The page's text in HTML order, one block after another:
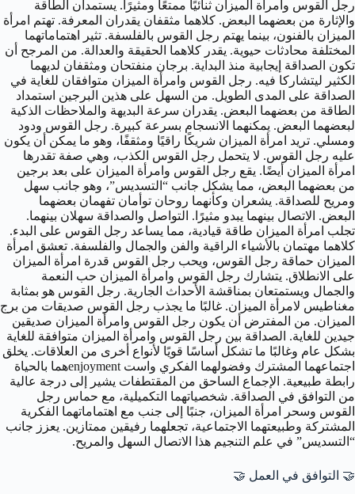
رجل القوس وامرأة الميزان ثنائيًا ممتعًا ومثيرًا. يستمدان الطاقة
والإثارة من بعضهما البعض. كلاهما مثقفان يقدران المعرفة. تهتم امرأة
الميزان بالفنون، بينما يهتم رجل القوس بالفلسفة. تثير اهتماماتهما
المختلفة محادثات حيوية. يقدر كلاهما الحقيقة والعدالة. من المرجح أن
تكون الصداقة إيجابية منذ البداية. برجان منفتحان ومثقفان لديهما
الكثير ليتشاركا فيه. رجل القوس وامرأة الميزان متوافقان للغاية في
الصداقة على المدى الطويل. من السهل على هذين البرجين استمداد
الطاقة من بعضهما البعض. يقدران سرعة البديهة والملاحظات الذكية
لبعضهما البعض. يمكنهما الانسجام بسرعة كبيرة. رجل القوس ودود
ومسلي. تريد امرأة الميزان شريكًا راقيًا ومثقفًا، وهو ما يمكن أن يكون
عليه رجل القوس. لا يتحمل رجل القوس الكذب، وهي صفة تقدرها
امرأة الميزان أيضًا. يقع رجل القوس وامرأة الميزان على بعد برجين
من بعضهما البعض، مما يشكل جانب “التسديس”، وهو جانب سهل
ومريح للصداقة. يشعران وكأنهما روحان توأمان تفهمان بعضهما
البعض. الاتصال بينهما يبدو مثيرًا. التواصل والصداقة سهلان بينهما.
تجلب امرأة الميزان طاقة قيادية، مما يساعد رجل القوس على البدء.
كلاهما مهتمان بالأشياء الراقية والفن والجمال والفلسفة. تعشق امرأة
الميزان حماقة رجل القوس، ويحب رجل القوس قدرة امرأة الميزان
على الانطلاق. يتشارك رجل القوس وامرأة الميزان حب النعمة
والجمال ويستمتعان بمناقشة الأحداث الجارية. رجل القوس هو بمثابة
مغناطيس لامرأة الميزان. غالبًا ما يجذب رجل القوس صديقات من برج
الميزان. من المفترض أن يكون رجل القوس وامرأة الميزان صديقين
جيدين للغاية. الصداقة بين رجل القوس وامرأة الميزان متوافقة للغاية
بشكل عام وغالبًا ما تشكل أساسًا قويًا لأنواع أخرى من العلاقات. يخلق
اجتماعهما المشترك وفضولهما الفكري واست enjoymentهما بالحياة
رابطة طبيعية. الإجماع الساحق من المقتطفات يشير إلى درجة عالية
من التوافق في الصداقة. شخصياتهما التكميلية، مع حماس رجل
القوس وسحر امرأة الميزان، جنبًا إلى جنب مع اهتماماتهما الفكرية
المشتركة وطبيعتهما الاجتماعية، تجعلهما رفيقين ممتازين. يعزز جانب
“التسديس” في علم التنجيم هذا الاتصال السهل والمريح.
🤝 التوافق في العمل 🤝